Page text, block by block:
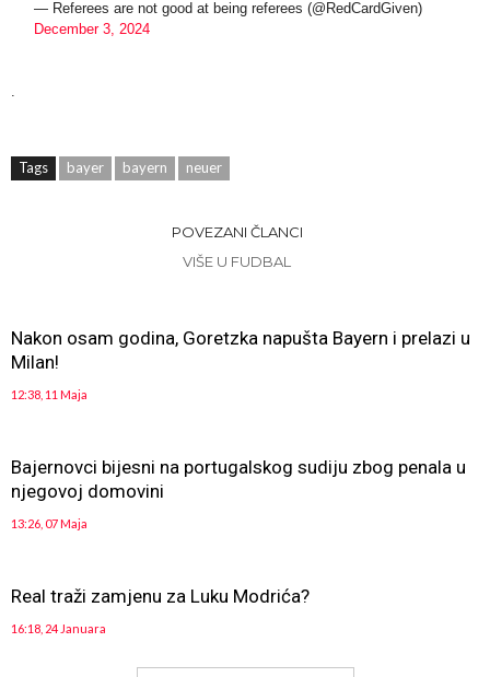
— Referees are not good at being referees (@RedCardGiven)
December 3, 2024
.
Tags bayer bayern neuer
POVEZANI ČLANCI
VIŠE U FUDBAL
Nakon osam godina, Goretzka napušta Bayern i prelazi u
Milan!
12:38, 11 Maja
Bajernovci bijesni na portugalskog sudiju zbog penala u
njegovoj domovini
13:26, 07 Maja
Real traži zamjenu za Luku Modrića?
16:18, 24 Januara